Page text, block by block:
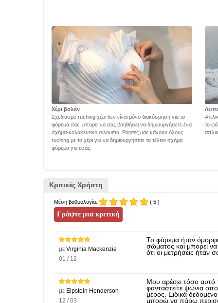
Χέρι βολάν
Σχεδιασμό ruching χέρι δεν είναι μόνο διακόσμηση για το
φόρεμά σας, μπορεί να σας βοηθήσει να δημιουργήσετε ένα
σχήμα-κολακευτικό σιλουέτα. Ράφτες μας κάνουν όλους
ruching με το χέρι για να δημιουργήσετε το τέλειο σχήμα
φόρεμα για εσάς.
το
Κριτικές Χρήστη
Μέση βαθμολογία: ( 5 )
με Virginia Mackenzie
01 / 12
Το φόρεμα ήταν
σώματος και μπορεί να
ότι οι μετρήσεις ήταν
με Eipstein Henderson
12 / 03
Μου αρέσει τόσο
φανταστείτε ψώνια
μέρος. Ειδικά
μπορώ να πάρω